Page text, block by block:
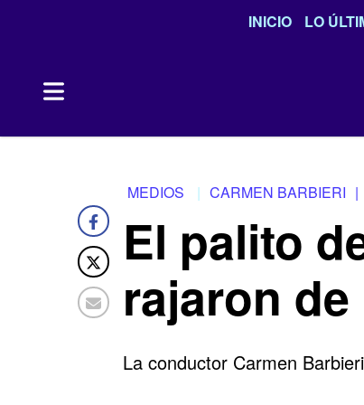
INICIO LO
MEDIOS CARMEN BARBIERI |
El palito
rajaron
La conductor Carmen Barbieri